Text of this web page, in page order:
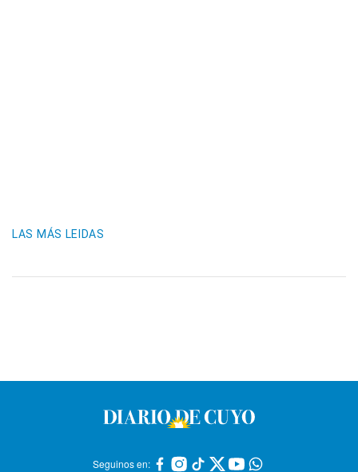
LAS MÁS LEIDAS
Seguinos en: